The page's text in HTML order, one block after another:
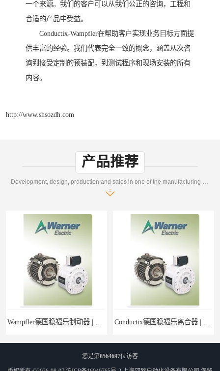
一个来源。我们的客户可以从我们公正的咨询，工程和
合适的产品中受益。
Conductix-Wampfler在帮助客户实现业务目标方面提
供丰富的经验。我们代表完全一致的概念，涵盖从次咨
询到接受定制的预装配，到测试程序和现场安装的所有
内容。
http://www.shsozdh.com
产品推荐
Wampfler德国稳福乐制动器 | Wampfler德国稳福乐设备经销 Conductix德国稳福乐离合器 | Conductix德国稳福乐产品特卖
您是第8564697位访客